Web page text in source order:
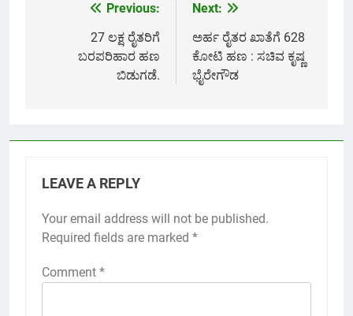
navigation
Previous:
27 ಲಕ್ಷ ರೈತರಿಗೆ
ಬರಪರಿಹಾರ ಹಣ
ಬಿಡುಗಡೆ.
Next:
ಅರ್ಹ ರೈತರ ಖಾತೆಗೆ 628
ಕೋಟಿ ಹಣ : ಸಚಿವ ಕೃಷ್ಣ
ಭೈರೇಗೌಡ
LEAVE A REPLY
Your email address will not be published.
Required fields are marked *
Comment *